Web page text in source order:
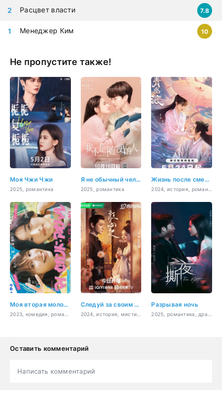
Менеджер Ким 10
Расцвет власти 7.8
Не пропустите также!
Моя Чжи Чжи
2025, романтика
Я не обычный человек
2025, романтика
Жизнь после смерти
Моя вторая молодость Следуй за своим сердцем Разрывая ночь
Оставить комментарий
Написать комментарий